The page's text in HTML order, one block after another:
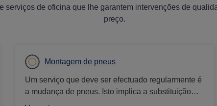
serviços de oficina que lhe garantem intervenções de
preço.
Montagem de pneus
Um serviço que deve ser efectuado regularmente é
a mudança de pneus. Isto implica a substituição
dos pneus do veículo para garantir que têm piso e